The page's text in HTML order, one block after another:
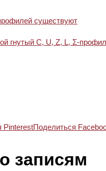
существуют
гнутый C, U, Z, L, Σ-
PinterestПоделиться
записям